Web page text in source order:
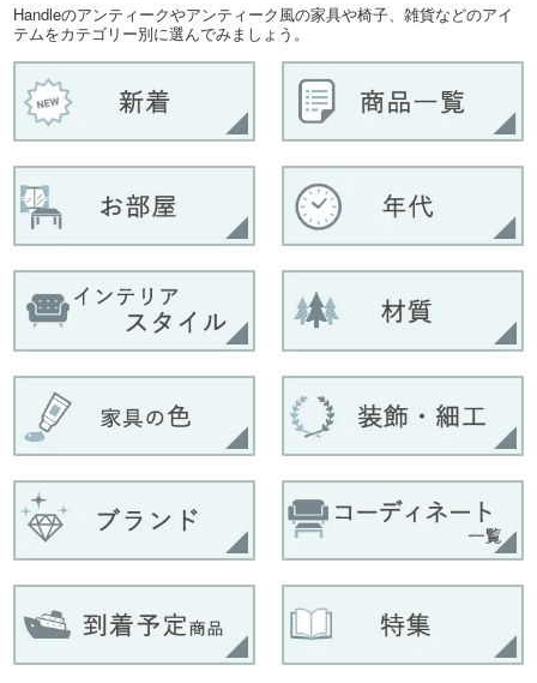
Handleのアンティークやアンティーク風の家具や椅子、雑貨などのアイ
テムをカテゴリー別に選んでみましょう。